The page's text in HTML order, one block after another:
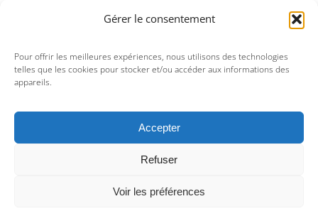
Gérer le consentement
Pour offrir les meilleures expériences, nous utilisons des technologies
telles que les cookies pour stocker et/ou accéder aux informations des
appareils.
Accepter
Refuser
Voir les préférences
Souscrire